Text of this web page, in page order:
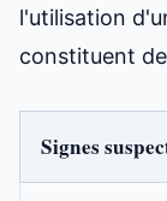
l'utilisation
constituent
Signes